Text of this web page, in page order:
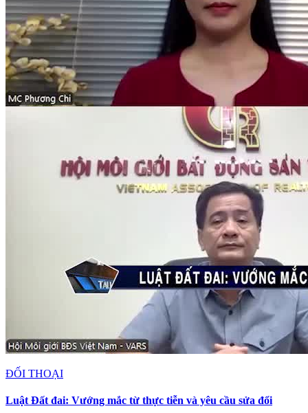
ĐỐI THOẠI
Luật Đất đai: Vướng mắc từ thực tiễn và yêu cầu sửa đổi